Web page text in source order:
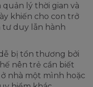
lý thời gian và
khiến cho con trở
tư duy lẫn hành
bị tổn thương bởi
nên trẻ cần biết
nhà một mình hoặc